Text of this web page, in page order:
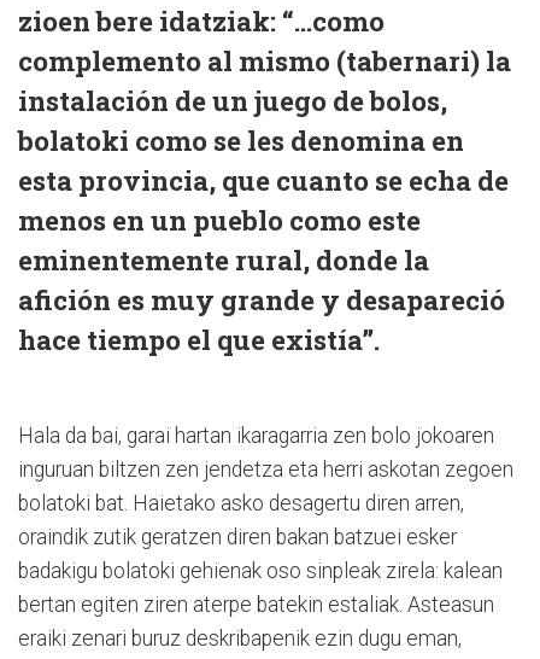
zioen bere idatziak: “...como
complemento al mismo (tabernari) la
instalación de un juego de bolos,
bolatoki como se les denomina en
esta provincia, que cuanto se echa de
menos en un pueblo como este
eminentemente rural, donde la
afición es muy grande y desapareció
hace tiempo el que existía”.
Hala da bai, garai hartan ikaragarria zen bolo jokoaren
inguruan biltzen zen jendetza eta herri askotan zegoen
bolatoki bat. Haietako asko desagertu diren arren,
oraindik zutik geratzen diren bakan batzuei esker
badakigu bolatoki gehienak oso sinpleak zirela: kalean
bertan egiten ziren aterpe batekin estaliak. Asteasun
eraiki zenari buruz deskribapenik ezin dugu eman,